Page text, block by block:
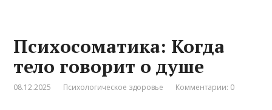
Психосоматика: Когда
тело говорит о душе
08.12.2025 Психологическое здоровье Комментарии: 0